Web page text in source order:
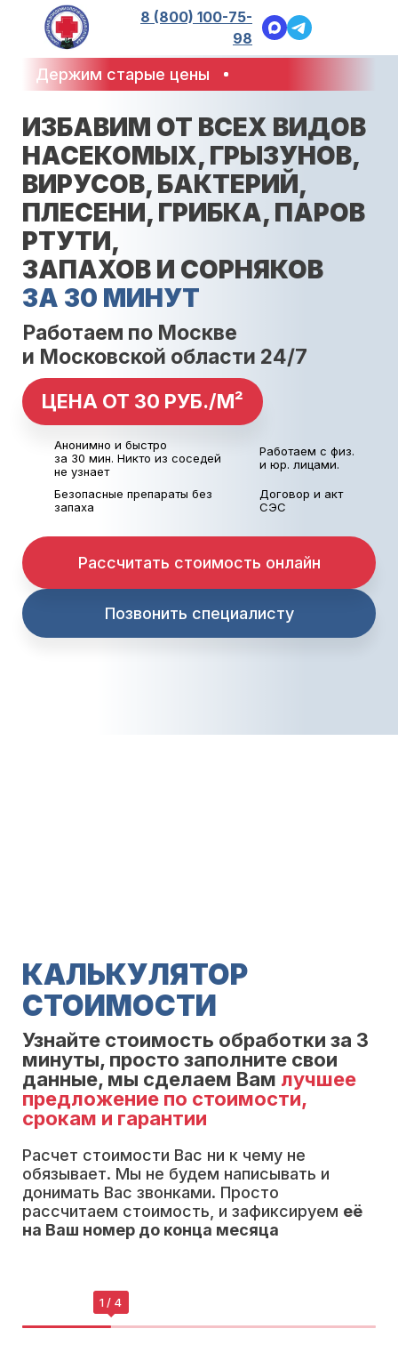
8 (800) 100-75-
98
Держим старые цены
ИЗБАВИМ ОТ ВСЕХ ВИДОВ
НАСЕКОМЫХ, ГРЫЗУНОВ,
ВИРУСОВ, БАКТЕРИЙ,
ПЛЕСЕНИ, ГРИБКА, ПАРОВ
РТУТИ,
ЗАПАХОВ И СОРНЯКОВ
ЗА 30 МИНУТ
Работаем по Москве
и Московской области 24/7
ЦЕНА ОТ 30 РУБ./М²
Анонимно и быстро
за 30 мин. Никто из соседей
не узнает
Работаем с физ.
и юр. лицами.
Безопасные препараты без
запаха
Договор и акт
СЭС
Рассчитать стоимость онлайн
Позвонить специалисту
КАЛЬКУЛЯТОР
СТОИМОСТИ
Узнайте стоимость обработки за 3
минуты, просто заполните свои
данные, мы сделаем Вам лучшее
предложение по стоимости,
срокам и гарантии
Расчет стоимости Вас ни к чему не
обязывает. Мы не будем написывать и
донимать Вас звонками. Просто
рассчитаем стоимость, и зафиксируем её
на Ваш номер до конца месяца